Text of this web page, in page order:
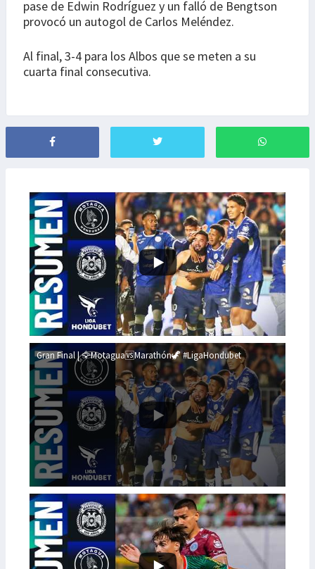
pase de Edwin Rodríguez y un falló de Bengtson
provocó un autogol de Carlos Meléndez.
Al final, 3-4 para los Albos que se meten a su
cuarta final consecutiva.
Gran Final | 🦅Motagua🆚Marathón🦖 #LigaHondubet